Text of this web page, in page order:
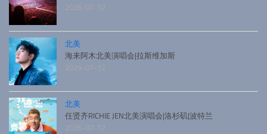
2026-07-12
北美
海来阿木北美演唱会|拉斯维加斯
2026-07-12
北美
任贤齐RICHIE JEN北美演唱会|洛杉矶|波特兰
2026-07-12